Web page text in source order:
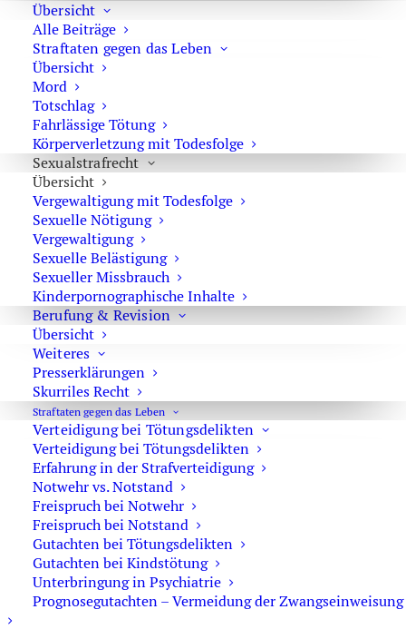
Übersicht
Alle Beiträge
Straftaten gegen das Leben
Übersicht
Mord
Totschlag
Fahrlässige Tötung
Körperverletzung mit Todesfolge
Sexualstrafrecht
Übersicht
Vergewaltigung mit Todesfolge
Sexuelle Nötigung
Vergewaltigung
Sexuelle Belästigung
Sexueller Missbrauch
Kinderpornographische Inhalte
Berufung & Revision
Übersicht
Weiteres
Presserklärungen
Skurriles Recht
Straftaten gegen das Leben
Verteidigung bei Tötungsdelikten
Verteidigung bei Tötungsdelikten
Erfahrung in der Strafverteidigung
Notwehr vs. Notstand
Freispruch bei Notwehr
Freispruch bei Notstand
Gutachten bei Tötungsdelikten
Gutachten bei Kindstötung
Unterbringung in Psychiatrie
Prognosegutachten – Vermeidung der Zwangseinweisung
Verfahrenseinstellung mit Urteil bei
Vergewaltigung
Sexualstrafrecht
Prozessrecht
5. Januar 2016
Vergewaltigung –
Verfahrenseinstellung mit
Prozessurteil
Sexualstrafrecht
17. November 2015
Haftbefehl wegen schweren sexuellen
Missbrauchs aufgehoben
Sexualstrafrecht Haft
Revision
5. Oktober 2015